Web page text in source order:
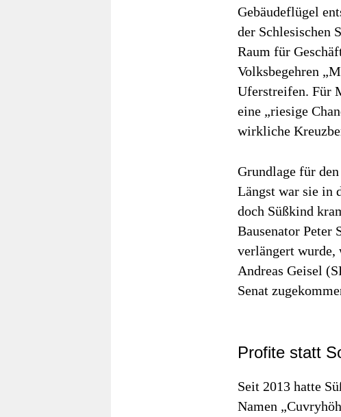
Gebäudeflügel
der Schlesischen
Raum für
Volksbegehren
Uferstreifen. Für
eine „riesige
wirkliche
Grundlage für
Längst war sie in
doch Süßkind
Bausenator Peter
verlängert wurde,
Andreas Geisel
Senat
Profite statt
Seit 2013 hatte
Namen